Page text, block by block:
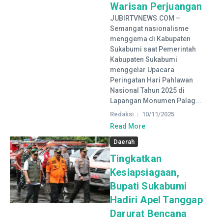
Warisan Perjuangan
JUBIRTVNEWS.COM –
Semangat nasionalisme
menggema di Kabupaten
Sukabumi saat Pemerintah
Kabupaten Sukabumi
menggelar Upacara
Peringatan Hari Pahlawan
Nasional Tahun 2025 di
Lapangan Monumen Palag...
Redaksi 10/11/2025
Read More
Daerah
Tingkatkan
Kesiapsiagaan,
Bupati Sukabumi
Hadiri Apel Tanggap
Darurat Bencana